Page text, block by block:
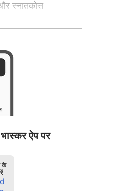
स्नातकोत्त
ऐप पर
के